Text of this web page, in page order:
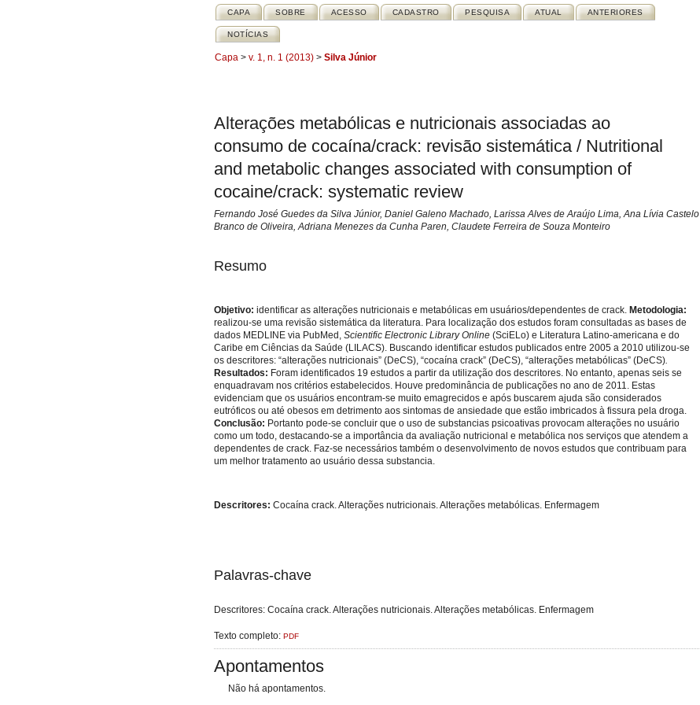
CAPA SOBRE ACESSO CADASTRO PESQUISA ATUAL ANTERIORES
NOTÍCIAS
Capa > v. 1, n. 1 (2013) > Silva Júnior
Alterações metabólicas e nutricionais associadas ao
consumo de cocaína/crack: revisão sistemática / Nutritional
and metabolic changes associated with consumption of
cocaine/crack: systematic review
Fernando José Guedes da Silva Júnior, Daniel Galeno Machado, Larissa Alves de Araújo Lima, Ana Lívia Castelo
Branco de Oliveira, Adriana Menezes da Cunha Paren, Claudete Ferreira de Souza Monteiro
Resumo
Objetivo: identificar as alterações nutricionais e metabólicas em usuários/dependentes de crack. Metodologia:
realizou-se uma revisão sistemática da literatura. Para localização dos estudos foram consultadas as bases de
dados MEDLINE via PubMed, Scientific Electronic Library Online (SciELo) e Literatura Latino-americana e do
Caribe em Ciências da Saúde (LILACS). Buscando identificar estudos publicados entre 2005 a 2010 utilizou-se
os descritores: “alterações nutricionais” (DeCS), “cocaína crack” (DeCS), “alterações metabólicas” (DeCS).
Resultados: Foram identificados 19 estudos a partir da utilização dos descritores. No entanto, apenas seis se
enquadravam nos critérios estabelecidos. Houve predominância de publicações no ano de 2011. Estas
evidenciam que os usuários encontram-se muito emagrecidos e após buscarem ajuda são considerados
eutróficos ou até obesos em detrimento aos sintomas de ansiedade que estão imbricados à fissura pela droga.
Conclusão: Portanto pode-se concluir que o uso de substancias psicoativas provocam alterações no usuário
como um todo, destacando-se a importância da avaliação nutricional e metabólica nos serviços que atendem a
dependentes de crack. Faz-se necessários também o desenvolvimento de novos estudos que contribuam para
um melhor tratamento ao usuário dessa substancia.
Descritores: Cocaína crack. Alterações nutricionais. Alterações metabólicas. Enfermagem
Palavras-chave
Descritores: Cocaína crack. Alterações nutricionais. Alterações metabólicas. Enfermagem
Texto completo: PDF
Apontamentos
Não há apontamentos.